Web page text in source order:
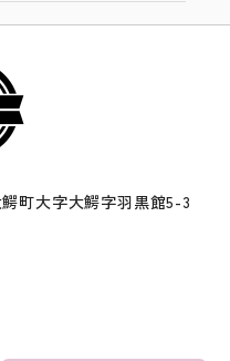
町大字大鰐字羽黒館5-3